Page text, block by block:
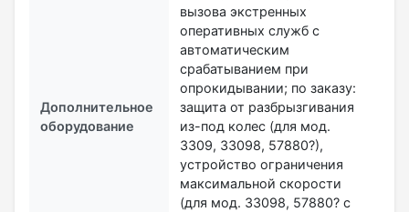
Дополнительное
оборудование
вызова экстренных
оперативных служб с
автоматическим
срабатыванием при
опрокидывании; по заказу:
защита от разбрызгивания
из-под колес (для мод.
3309, 33098, 57880?),
устройство ограничения
максимальной скорости
(для мод. 33098, 57880? с